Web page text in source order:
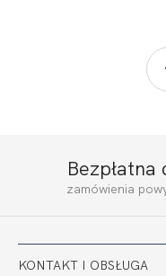
Bezpłatna
zamówienia
KONTAKT I OBSŁUGA